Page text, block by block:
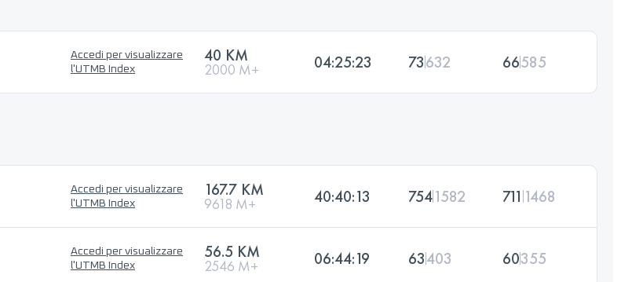
Accedi per visualizzare
l'UTMB Index
40 KM
2000 M+ 04:25:23 73632 66585
Accedi per visualizzare
l'UTMB Index
167.7 KM
9618 M+ 40:40:13 7541582 711 1468
Accedi per visualizzare
l'UTMB Index
56.5 KM
2546 M+ 06:44:19 63403 60355